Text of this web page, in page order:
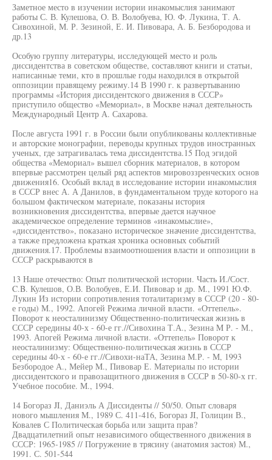
Заметное место в изучении истории инакомыслия занимают
работы С. В. Кулешова, О. В. Волобуева, Ю. Ф. Лукина, Т. А.
Сивохиной, М. Р. Зезиной, Е. И. Пивовара, А. Б. Безбородова и
др.13
Особую группу литературы, исследующей место и роль
диссидентства в советском обществе, составляют книги и статьи,
написанные теми, кто в прошлые годы находился в открытой
оппозиции правящему режиму.14 В 1990 г. к развертыванию
программы «История диссидентского движения в СССР»
приступило общество «Мемориал», в Москве начал деятельность
Международный Центр А. Сахарова.
После августа 1991 г. в России были опубликованы коллективные
и авторские монографии, переводы крупных трудов иностранных
ученых, где затрагивалась тема диссидентства.15 Под эгидой
общества «Мемориал» вышел сборник материалов, в котором
впервые рассмотрен целый ряд аспектов мировоззренческих основ
движения16. Особый вклад в исследование истории инакомыслия
в СССР внес А. А Данилов, в фундаментальном труде которого на
большом фактическом материале, показаны история
возникновения диссидентства, впервые дается научное
академическое определение терминов «инакомыслие»,
«диссидентство», показано историческое значение диссидентства,
а также предложена краткая хроника основных событий
движения.17. Проблемы взаимоотношения власти и оппозиции в
СССР раскрываются в
13 Наше отечество: Опыт политической истории. Часть И./Сост.
C.B. Кулешов, О.В. Волобуев, Е.И. Пивовар и др. М., 1991 Ю.Ф.
Лукин Из истории сопротивления тоталитаризму в СССР (20 - 80-
е годы) М., 1992. Апогей Режима личной власти. «Оттепель».
Поворот к неосталинизму Общественно-политическая жизнь в
СССР середины 40-х - 60-е гг.//Сивохина Т.А., Зезина M Р. - М.,
1993. Апогей Режима личной власти. «Оттепель» Поворот к
неосталинизму: Общественно-политическая жизнь в СССР
середины 40-х - 60-е гг.//Сивохи-наТА, Зезина М.Р. - М, 1993
Безбородое А., Мейер M., Пивовар Е. Материалы по истории
диссидентского и правозащитного движения в СССР в 50-80-х гг.
Учебное пособие. М., 1994.
14 Богораз JI, Даниэль А Диссиденты // 50/50. Опыт словаря
нового мышления М., 1989 С. 411-416, Богораз JI, Голицин В.,
Ковалев С Политическая борьба или защита прав?
Двадцатилетний опыт независимого общественного движения в
СССР: 1965-1985 // Погружение в трясину (анатомия застоя) М.,
1991. С. 501-544